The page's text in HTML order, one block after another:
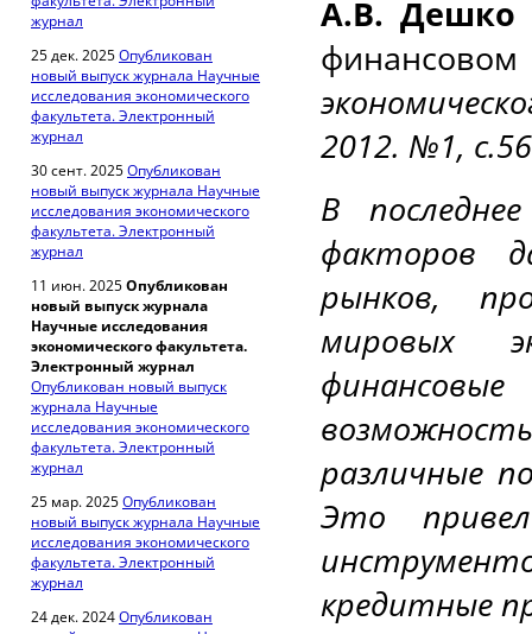
журнал
25 дек. 2025Опубликован
новый выпуск журнала Научные
исследования экономического
факультета. Электронный
журнал
30 сент. 2025Опубликован
новый выпуск журнала Научные
исследования экономического
факультета. Электронный
журнал
11 июн. 2025Опубликован
новый выпуск журнала
Научные исследования
экономического факультета.
Электронный журнал
Опубликован новый выпуск
журнала Научные
исследования экономического
факультета. Электронный
журнал
25 мар. 2025Опубликован
новый выпуск журнала Научные
исследования экономического
факультета. Электронный
журнал
24 дек. 2024Опубликован
А.В. Дешко
2012. №1,
В
факторов
рынков,
мировых
различные
Это
кредитные